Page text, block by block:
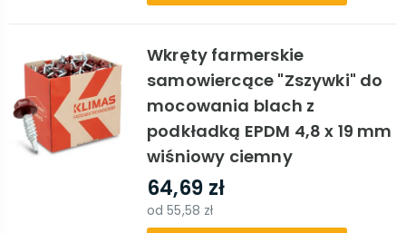
Wkręty farmerskie
samowiercące "Zszywki" do
mocowania blach z
podkładką EPDM 4,8 x 19 mm
wiśniowy ciemny
64,69 zł
od55,58 zł